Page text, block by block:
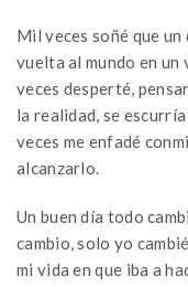
Mil veces soñé que
vuelta al mundo en un
veces desperté,
la realidad, se
veces me enfadé
alcanzarlo.
Un buen día todo
cambio, solo yo
mi vida en que iba a